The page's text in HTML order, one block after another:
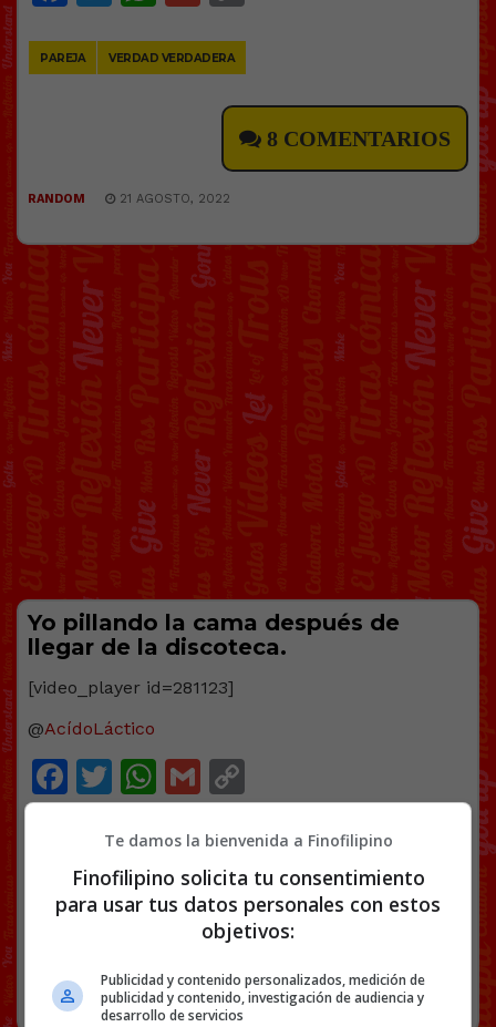
PAREJA VERDAD VERDADERA
8 COMENTARIOS
RANDOM 21 AGOSTO, 2022
Yo pillando la cama después de
llegar de la discoteca.
[video_player id=281123]
@AcídoLáctico
Facebook
Twitter
WhatsApp
Gmail
Link
DEPORTE FAIL SALTO DE LONGITUD
6 COMENTARIOS
RANDOM 21 AGOSTO, 2022
Te damos la bienvenida a Finofilipino
Finofilipino solicita tu consentimiento
para usar tus datos personales con estos
objetivos:
Publicidad y contenido personalizados, medición de
publicidad y contenido, investigación de audiencia y
desarrollo de servicios